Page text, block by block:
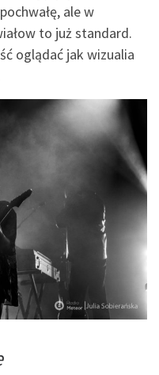
ale w
to już standard.
oglądać jak wizualia